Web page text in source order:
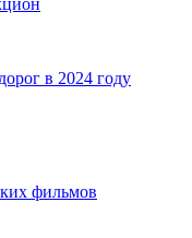
в 2024 году
фильмов